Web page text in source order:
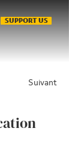
SUPPORT US
Suivant